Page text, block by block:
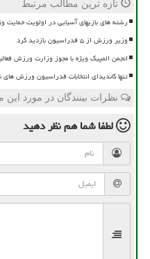
تازه ترین مطالب مرتبط
رشته های بازیهای آسیایی در اولویت
وزیر ورزش از ۵ فدراسیون بازدید کرد
انجمن المپیک ویژه با مجوز وزارت ورزش
تنها کاندیدای انتخابات فدراسیون ورزش
نظرات بینندگان در مورد
لطفا شما همنظر دهید